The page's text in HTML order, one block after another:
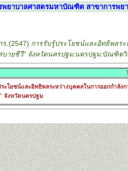
พยาบาลศาสตรมหาบัณฑิต สาขาการพย
.(2547). การรับรู้ประโยชน์และอิทธิพลระ
บายชีวี" จังหวัดนครปฐม.นครปฐม:บัณฑิตวิ
ะโยชน์และอิทธิพลระหว่างบุคคลในการออกกำลัง
จังหวัดนครปฐม